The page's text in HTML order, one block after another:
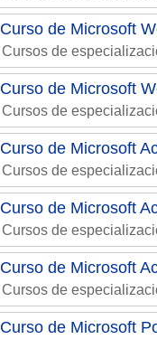
Curso de Microsoft
Cursos de
Curso de Microsoft
Cursos de
Curso de Microsoft
Cursos de
Curso de Microsoft
Cursos de
Curso de Microsoft
Cursos de
Curso de Microsoft